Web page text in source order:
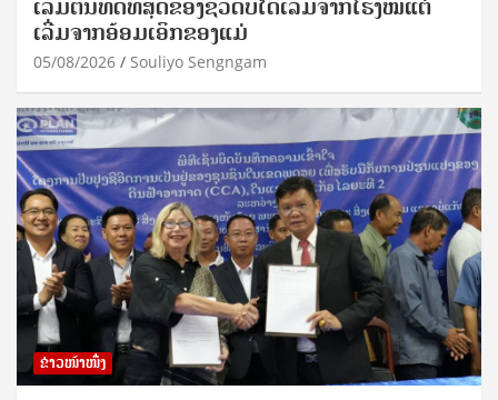
ເລີ່ມຕົ້ນທີ່ດີທີ່ສຸດຂອງຊີວິດບໍ່ໄດ້ເລີ່ມຈາກໂຮງໝໍແຕ່
ເລີ່ມຈາກອ້ອມເອິກຂອງແມ່
05/08/2026 Souliyo Sengngam
ຂ່າວໜ້າໜຶ່ງ